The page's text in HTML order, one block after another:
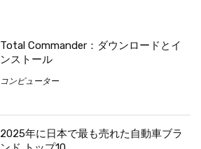
Total Commander：ダウンロードとイ
ンストール
コンピューター
2025年に日本で最も売れた自動車ブラ